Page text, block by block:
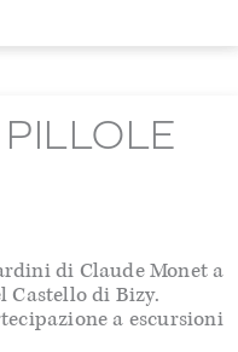
di Claude Monet a
Castello di Bizy.
a escursioni